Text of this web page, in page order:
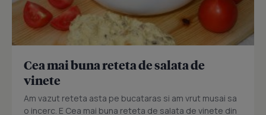
Cea mai buna reteta de salata de
vinete
Am vazut reteta asta pe bucataras si am vrut musai sa
o incerc. E Cea mai buna reteta de salata de vinete din